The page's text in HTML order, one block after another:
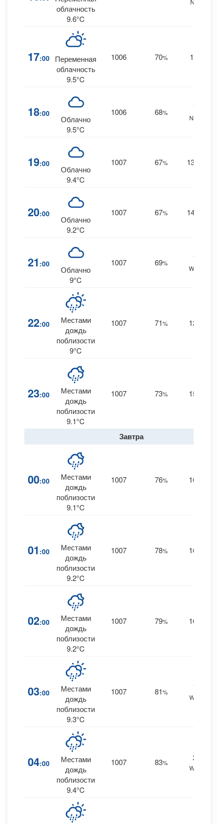
облачность
9.6°C
NNE
17:00
Переменная
облачность
9.5°C
1006 70% 10
18:00
Облачно
9.5°C
1006 68%
11
NNW
19:00
Облачно
9.4°C
1007 67% 13
20:00
Облачно
9.2°C
1007 67% 14
21 :00
Облачно
9°C
1007 69%
12
WNW
22:00
Местами
дождь
поблизости
9°C
1007 71% 12
23:00
Местами
дождь
поблизости
9.1°C
1007 73% 15
Завтра
00:00
Местами
дождь
поблизости
9.1°C
1007 76% 16
01 :00
Местами
дождь
поблизости
9.2°C
1007 78% 16
02:00
Местами
дождь
поблизости
9.2°C
1007 79% 16
03:00
Местами
дождь
поблизости
9.3°C
1007 81%
18
WSW
04:00
Местами
дождь
поблизости
9.4°C
1007 83%
20
WSW